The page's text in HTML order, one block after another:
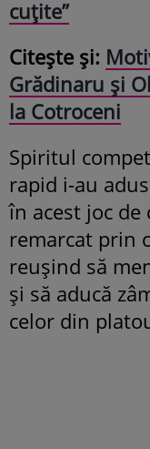
cuțite”
Citește și:
Grădinaru și
la Cotroceni
Spiritul
rapid i-au
în acest joc
remarcat prin
reușind să
și să aducă
celor din